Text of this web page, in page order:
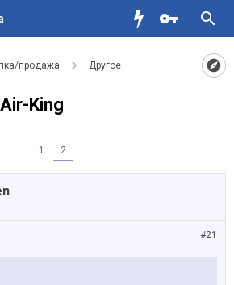
продажа Другое
King
1 2
#21